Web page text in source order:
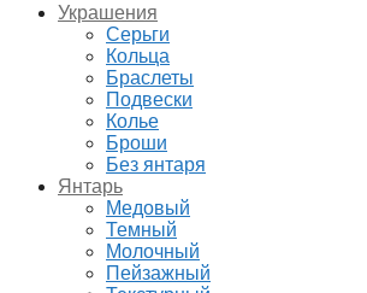
Украшения
Серьги
Кольца
Браслеты
Подвески
Колье
Броши
Без янтаря
Янтарь
Медовый
Темный
Молочный
Пейзажный